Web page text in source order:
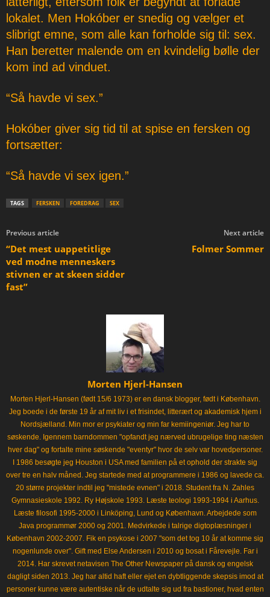
lokalet. Men Hokóber er snedig og vælger et
slibrigt emne, som alle kan forholde sig til: sex.
Han beretter malende om en kvindelig bølle der
kom ind ad vinduet.
“Så havde vi sex.”
Hokóber giver sig tid til at spise en fersken og
fortsætter:
“Så havde vi sex igen.”
TAGS FERSKEN FOREDRAG SEX
Previous article
“Det mest uappetitlige
ved modne menneskers
stivnen er at skeen sidder
fast”
Next article
Folmer Sommer
Morten Hjerl-Hansen
Morten Hjerl-Hansen (født 15/6 1973) er en dansk blogger, født i København.
Jeg boede i de første 19 år af mit liv i et frisindet, litterært og akademisk hjem i
Nordsjælland. Min mor er psykiater og min far kemiingeniør. Jeg har to
søskende. Igennem barndommen "opfandt jeg nærved ubrugelige ting næsten
hver dag" og fortalte mine søskende "eventyr" hvor de selv var hovedpersoner.
I 1986 besøgte jeg Houston i USA med familien på et ophold der strakte sig
over tre en halv måned. Jeg startede med at programmere i 1986 og lavede ca.
20 større projekter indtil jeg "mistede evnen" i 2018. Student fra N. Zahles
Gymnasieskole 1992. Ry Højskole 1993. Læste teologi 1993-1994 i Aarhus.
Læste filosofi 1995-2000 i Linköping, Lund og København. Arbejdede som
Java programmør 2000 og 2001. Medvirkede i talrige digtoplæsninger i
København 2002-2007. Fik en psykose i 2007 "som det tog 10 år at komme sig
nogenlunde over". Gift med Else Andersen i 2010 og bosat i Fårevejle. Far i
2014. Har skrevet netavisen The Other Newspaper på dansk og engelsk
dagligt siden 2013. Jeg har altid haft eller ejet en dybtliggende skepsis imod at
personer kunne være autentiske når de udtalte sig ud fra bastioner, hvad enten